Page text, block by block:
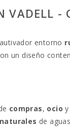
VADELL -
entorno
un diseño
compras, ocio y
de